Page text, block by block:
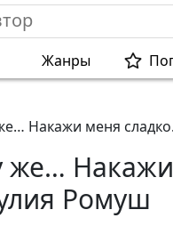
Жанры
Накажи меня
же…
Ромуш